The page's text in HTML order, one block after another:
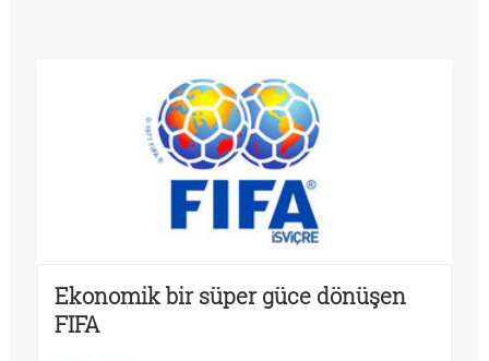
Ekonomik bir süper güce dönüşen
FIFA